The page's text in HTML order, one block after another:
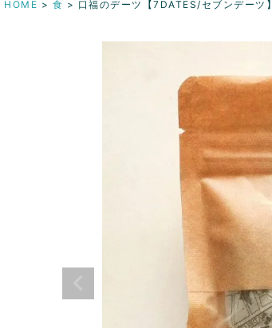
HOME 食 口福のデーツ【7DATES/セブンデーツ】